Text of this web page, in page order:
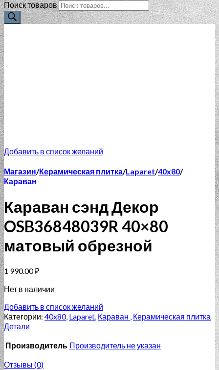
Поиск товаров
Добавить в список желаний
Магазин/Керамическая плитка/Laparet/40x80/
Караван
Караван сэнд Декор
OSB36848039R 40×80
матовый обрезной
1 990.00₽
Нет в наличии
Добавить в список желаний
Категории: 40x80, Laparet, Караван , Керамическая плитка
Детали
Производитель Производитель не указан
Отзывы (0)